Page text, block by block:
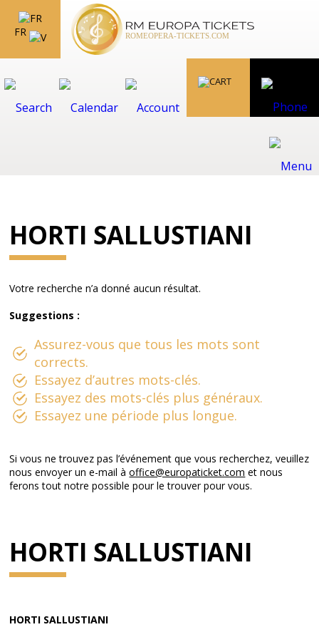
FR
HORTI SALLUSTIANI
Votre recherche n’a donné aucun résultat.
Suggestions :
Assurez-vous que tous les mots sont
corrects.
Essayez d’autres mots-clés.
Essayez des mots-clés plus généraux.
Essayez une période plus longue.
Si vous ne trouvez pas l’événement que vous recherchez, veuillez
nous envoyer un e-mail àoffice@europaticket.com et nous
ferons tout notre possible pour le trouver pour vous.
HORTI SALLUSTIANI
HORTI SALLUSTIANI